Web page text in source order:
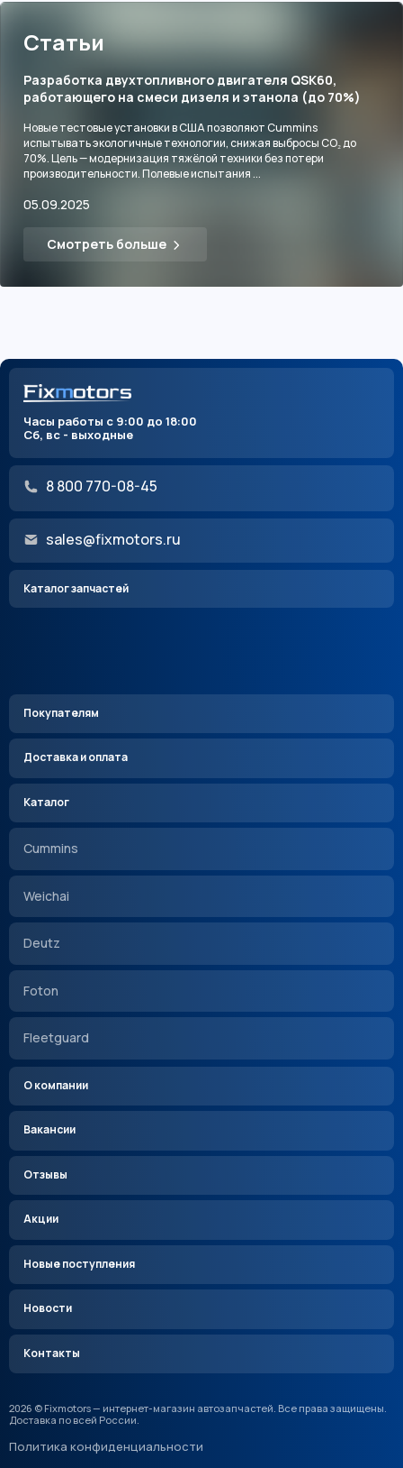
Статьи
Разработка двухтопливного двигателя QSK60,
работающего на смеси дизеля и этанола (до 70%)
Новые тестовые установки в США позволяют Cummins
испытывать экологичные технологии, снижая выбросы CO₂ до
70%. Цель — модернизация тяжёлой техники без потери
производительности. Полевые испытания ...
05.09.2025
Смотреть больше
Часы работы с 9:00 до 18:00
Сб, вс - выходные
8 800 770-08-45
sales@fixmotors.ru
Каталог запчастей
Покупателям
Доставка и оплата
Каталог
Cummins
Weichai
Deutz
Foton
Fleetguard
О компании
Вакансии
Отзывы
Акции
Новые поступления
Новости
Контакты
2026 © Fixmotors — интернет-магазин автозапчастей. Все права защищены.
Доставка по всей России.
Политика конфиденциальности